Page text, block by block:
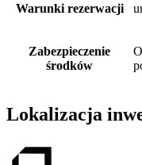
Warunki rezerwacji
Zabezpieczenie
środków
Lokalizacja